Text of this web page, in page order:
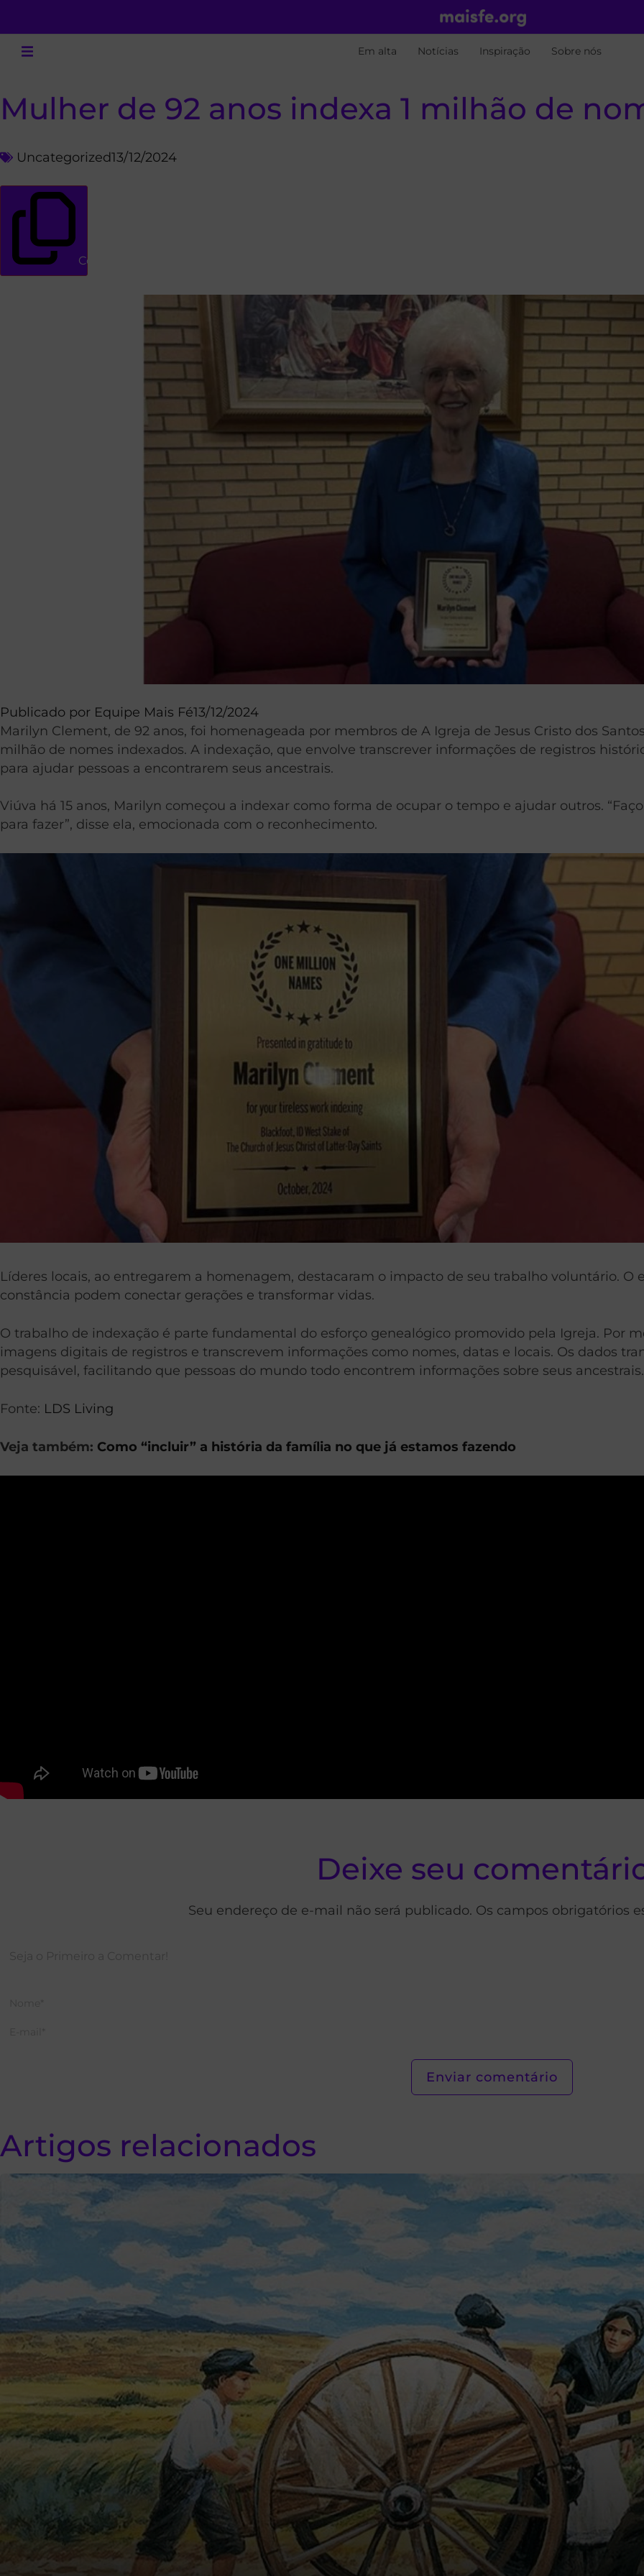
Em alta Notícias Inspiração Sobre nós
Mulher de 92 anos indexa 1 milhão de
Uncategorized13/12/2024
Copiar link
Publicado por Equipe Mais Fé13/12/2024
Marilyn Clement, de 92 anos, foi homenageada por membros de A Igreja de Jesus Cristo dos
milhão de nomes indexados. A indexação, que envolve transcrever informações de registros
para ajudar pessoas a encontrarem seus ancestrais.
Viúva há 15 anos, Marilyn começou a indexar como forma de ocupar o tempo e ajudar outros.
para fazer”, disse ela, emocionada com o reconhecimento.
Líderes locais, ao entregarem a homenagem, destacaram o impacto de seu trabalho voluntário.
constância podem conectar gerações e transformar vidas.
O trabalho de indexação é parte fundamental do esforço genealógico promovido pela Igreja. Por
imagens digitais de registros e transcrevem informações como nomes, datas e locais. Os dados
pesquisável, facilitando que pessoas do mundo todo encontrem informações sobre seus ancestrais.
Fonte: LDS Living
Veja também: Como “incluir” a história da família no que já estamos fazendo
Deixe seu
Seu endereço de e-mail não será publicado. Os campos obrigatórios
Artigos relacionados